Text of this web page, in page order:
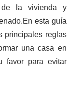
de la vivienda y
esta guía
principales reglas
una casa en
favor para evitar